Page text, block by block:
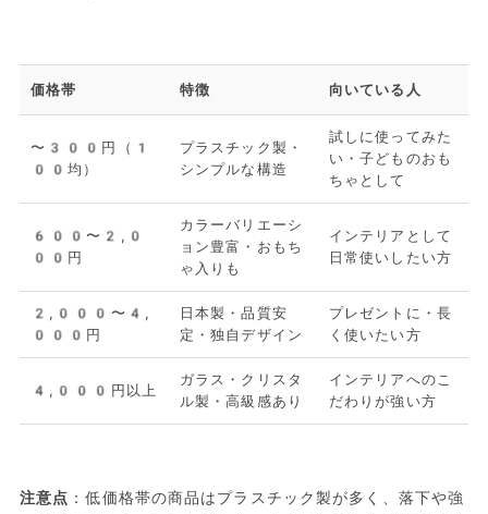
価格帯 特徴 向いている人
〜300円（1
00均）
プラスチック製・
シンプルな構造
試しに使ってみた
い・子どものおも
ちゃとして
600〜2,0
00円
カラーバリエーシ
ョン豊富・おもち
ゃ入りも
インテリアとして
日常使いしたい方
2,000〜4,
000円
日本製・品質安
定・独自デザイン
プレゼントに・長
く使いたい方
4,000円以上
ガラス・クリスタ
ル製・高級感あり
インテリアへのこ
だわりが強い方
注意点 ：低価格帯の商品はプラスチック製が多く、落下や強